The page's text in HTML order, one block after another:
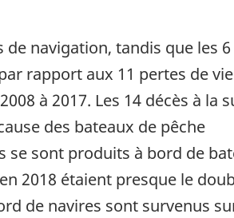
de navigation, tandis que les
rapport aux 11 pertes de vie
à 2017. Les 14 décès à la
des bateaux de pêche
se sont produits à bord de
2018 étaient presque le
de navires sont survenus